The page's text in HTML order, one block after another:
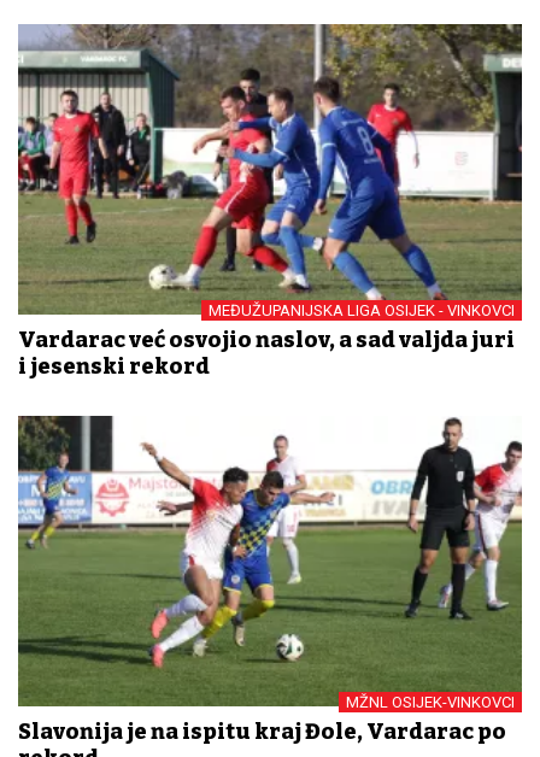
MEĐUŽUPANIJSKA LIGA OSIJEK - VINKOVCI
Vardarac već osvojio naslov, a sad valjda juri
i jesenski rekord
MŽNL OSIJEK-VINKOVCI
Slavonija je na ispitu kraj Đole, Vardarac po